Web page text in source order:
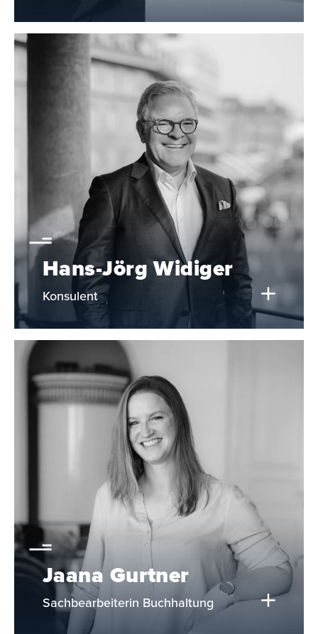
Hans-Jörg Widiger
Konsulent
Jaana Gurtner
Sachbearbeiterin Buchhaltung